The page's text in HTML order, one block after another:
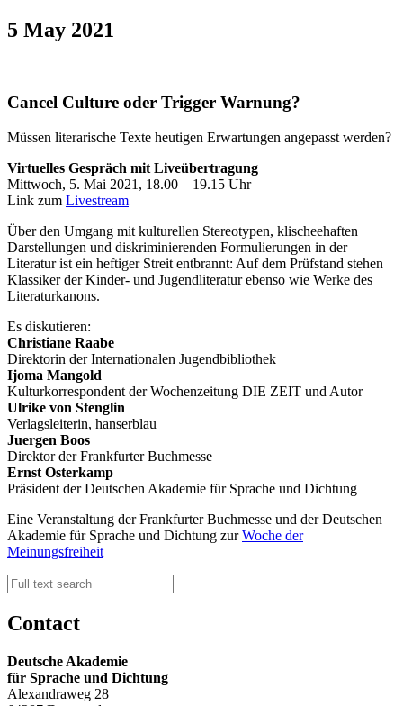
5 May 2021
Cancel Culture oder Trigger Warnung?
Müssen literarische Texte heutigen Erwartungen angepasst werden?
Virtuelles Gespräch mit Liveübertragung
Mittwoch, 5. Mai 2021, 18.00 – 19.15 Uhr
Link zum Livestream
Über den Umgang mit kulturellen Stereotypen, klischeehaften
Darstellungen und diskriminierenden Formulierungen in der
Literatur ist ein heftiger Streit entbrannt: Auf dem Prüfstand stehen
Klassiker der Kinder- und Jugendliteratur ebenso wie Werke des
Literaturkanons.
Es diskutieren:
Christiane Raabe
Direktorin der Internationalen Jugendbibliothek
Ijoma Mangold
Kulturkorrespondent der Wochenzeitung DIE ZEIT und Autor
Ulrike von Stenglin
Verlagsleiterin, hanserblau
Juergen Boos
Direktor der Frankfurter Buchmesse
Ernst Osterkamp
Präsident der Deutschen Akademie für Sprache und Dichtung
Eine Veranstaltung der Frankfurter Buchmesse und der Deutschen
Akademie für Sprache und Dichtung zurWoche der
Meinungsfreiheit
Contact
Deutsche Akademie
für Sprache und Dichtung
Alexandraweg 28